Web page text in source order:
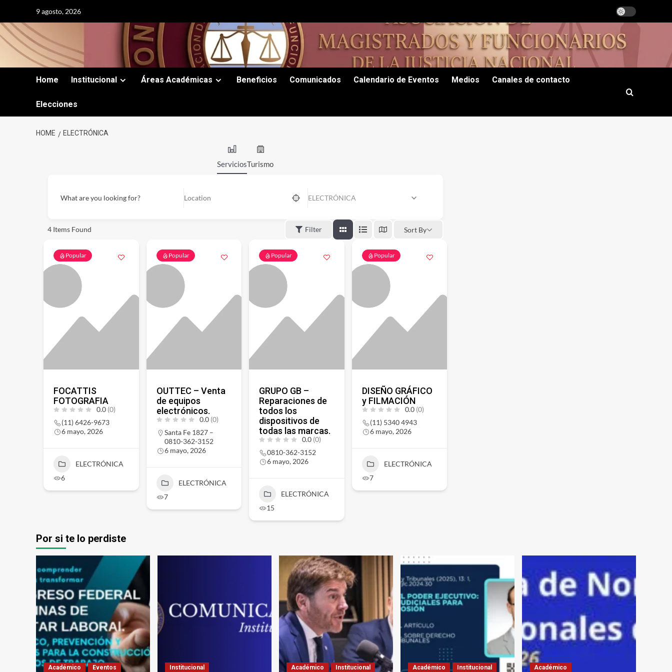
content
9 agosto, 2026
Home Institucional Áreas Académicas Beneficios Comunicados Calendario de Eventos Medios Canales de contacto
Elecciones
HOME ELECTRÓNICA
ServiciosTurismo
What are you looking for? ELECTRÓNICA
4Items Found Filter Sort By
Popular
FOCATTIS
FOTOGRAFIA
0.0 (0)
(11) 6426-9673
6 mayo, 2026
ELECTRÓNICA
6
Popular
OUTTEC – Venta
de equipos
electrónicos.
0.0 (0)
Santa Fe 1827 –
0810-362-3152
6 mayo, 2026
ELECTRÓNICA
7
Popular
GRUPO GB –
Reparaciones de
todos los
dispositivos de
todas las marcas.
0.0 (0)
0810-362-3152
6 mayo, 2026
ELECTRÓNICA
15
Popular
DISEÑO GRÁFICO
y FILMACIÓN
0.0 (0)
(11) 5340 4943
6 mayo, 2026
ELECTRÓNICA
7
Por si te lo perdiste
Académico Eventos Institucional Académico Institucional Académico Institucional Académico